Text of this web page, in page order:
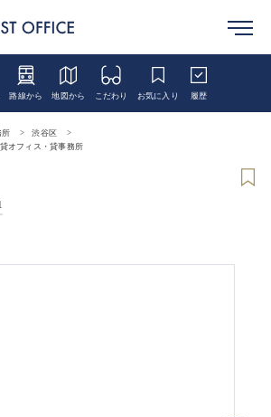
路線から 地図から こだわり お気に入り 履歴
所
渋谷区
オフィス・貸事務所